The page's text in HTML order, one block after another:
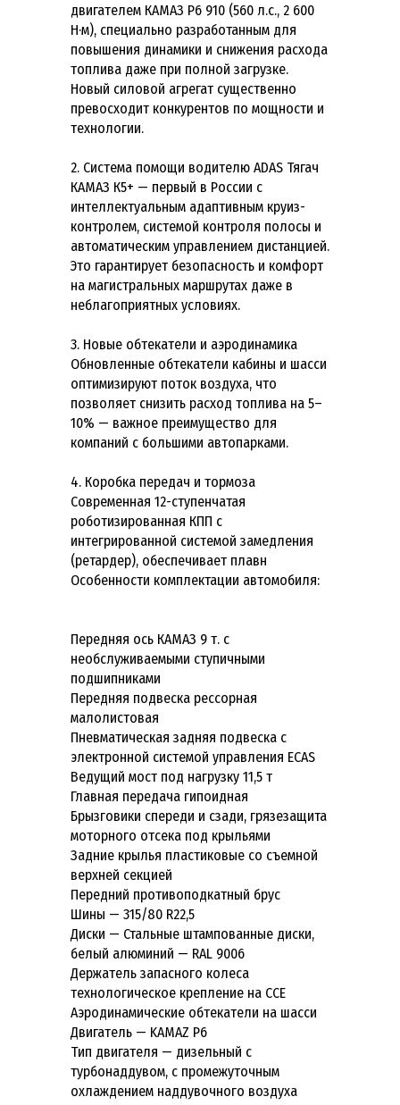
двигателем КАМАЗ Р6 910 (560 л.с., 2 600
Н·м), специально разработанным для
повышения динамики и снижения расхода
топлива даже при полной загрузке.
Новый силовой агрегат существенно
превосходит конкурентов по мощности и
технологии.
2. Система помощи водителю ADAS Тягач
КАМАЗ К5+ — первый в России с
интеллектуальным адаптивным круиз-
контролем, системой контроля полосы и
автоматическим управлением дистанцией.
Это гарантирует безопасность и комфорт
на магистральных маршрутах даже в
неблагоприятных условиях.
3. Новые обтекатели и аэродинамика
Обновленные обтекатели кабины и шасси
оптимизируют поток воздуха, что
позволяет снизить расход топлива на 5–
10% — важное преимущество для
компаний с большими автопарками.
4. Коробка передач и тормоза
Современная 12-ступенчатая
роботизированная КПП с
интегрированной системой замедления
(ретардер), обеспечивает плавн
Особенности комплектации автомобиля:
Передняя ось КАМАЗ 9 т. с
необслуживаемыми ступичными
подшипниками
Передняя подвеска рессорная
малолистовая
Пневматическая задняя подвеска с
электронной системой управления ECAS
Ведущий мост под нагрузку 11,5 т
Главная передача гипоидная
Брызговики спереди и сзади, грязезащита
моторного отсека под крыльями
Задние крылья пластиковые со съемной
верхней секцией
Передний противоподкатный брус
Шины — 315/80 R22,5
Диски — Стальные штампованные диски,
белый алюминий — RAL 9006
Держатель запасного колеса
технологическое крепление на CCE
Аэродинамические обтекатели на шасси
Двигатель — KAMAZ P6
Тип двигателя — дизельный с
турбонаддувом, с промежуточным
охлаждением наддувочного воздуха